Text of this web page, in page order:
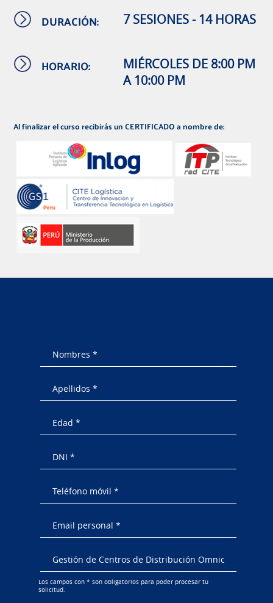
DURACIÓN: 7 SESIONES - 14 HORAS
HORARIO:
MIÉRCOLES DE 8:00 PM
A 10:00 PM
Al finalizar el curso recibirás un CERTIFICADO a nombre de:
Los campos con * son obligatorios para poder procesar tu
solicitud.